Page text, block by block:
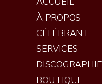
À PROPOS
CÉLÉBRANT
SERVICES
DISCOGRAPHIE
BOUTIQUE